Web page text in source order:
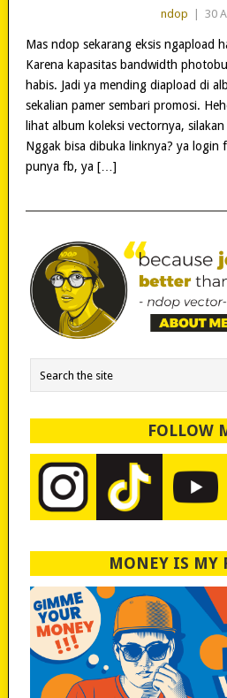
ndop 30
Mas ndop sekarang eksis ngapload
Karena kapasitas bandwidth
habis. Jadi ya mending diapload di
sekalian pamer sembari promosi.
lihat album koleksi vectornya,
Nggak bisa dibuka linknya? ya login
punya fb, ya […]
FOLLOW
MONEY IS MY